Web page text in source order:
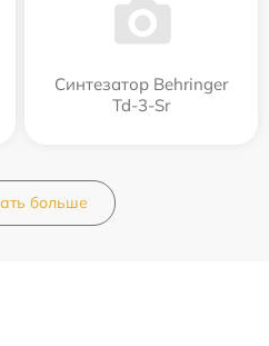
Синтезатор Behringer
Td-3-Sr
больше